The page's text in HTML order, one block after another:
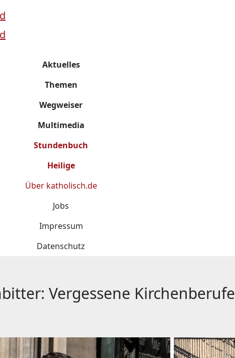
Aktuelles
Themen
Wegweiser
Multimedia
Stundenbuch
Heilige
Über katholisch.de
Jobs
Impressum
Datenschutz
Vergessene Kirchenberufe